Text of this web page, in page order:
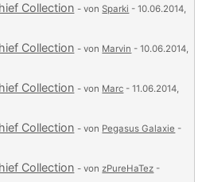
Collection - vonSparki - 10.06.2014,
Collection - von Marvin - 10.06.2014,
Collection - von Marc - 11.06.2014,
Collection - von Pegasus Galaxie -
Collection - vonzPureHaTez -